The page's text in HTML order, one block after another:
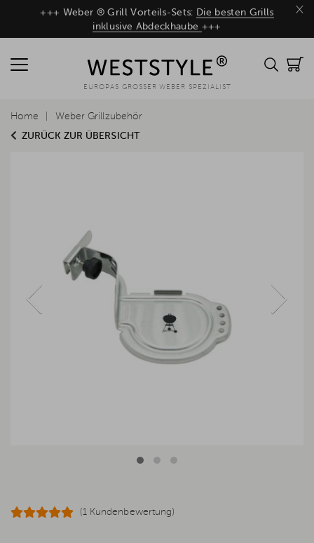
×
+++ Weber ® Grill Vorteils-Sets: Die besten Grills
inklusive Abdeckhaube +++
EUROPAS GROSSER WEBER SPEZIALIST
ZURÜCK ZUR ÜBERSICHT
Home Weber Grillzubehör
(1 Kundenbewertung)